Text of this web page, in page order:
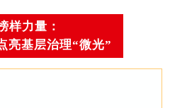
样力量：
亮基层治理“微光”